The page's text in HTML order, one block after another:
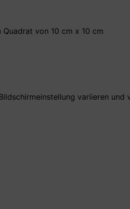
von 10 cm x 10 cm
variieren und